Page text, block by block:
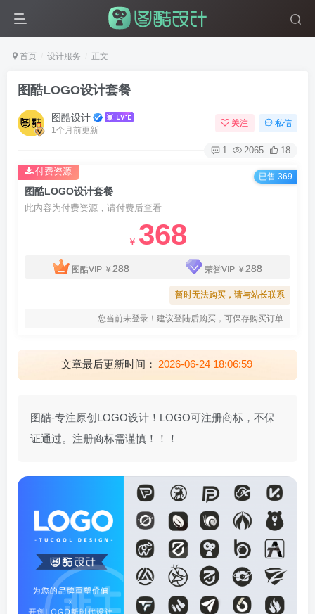
首页 设计服务 正文
图酷LOGO设计套餐
图酷设计
1个月前更新
关注 私信
1 2065 18
图酷LOGO设计套餐
此内容为付费资源，请付费后查看
￥ 368
图酷VIP ￥ 288 荣誉VIP ￥ 288
暂时无法购买，请与站长联系
您当前未登录！建议登陆后购买，可保存购买订单
付费资源
已售 369
文章最后更新时间： 2026-06-24 18:06:59
图酷-专注原创LOGO设计！LOGO可注册商标，不保
证通过。注册商标需谨慎！！！